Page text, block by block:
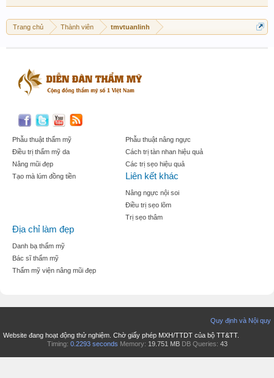
Trang chủ Thành viên tmvtuanlinh
Phẫu thuật thẩm mỹ
Điều trị thẩm mỹ da
Nâng mũi đẹp
Tạo mà lúm đồng tiền
Phẫu thuật nâng ngực
Cách trị tàn nhan hiệu quả
Các trị sẹo hiệu quả
Liên kết khác
Nâng ngực nội soi
Điều trị sẹo lõm
Trị sẹo thâm
Địa chỉ làm đẹp
Danh bạ thẩm mỹ
Bác sĩ thẩm mỹ
Thẩm mỹ viện nâng mũi đẹp
Quy định và Nội quy
Website đang hoạt động thử nghiệm. Chờ giấy phép MXH/TTDT của bộ TT&TT.
Timing: 0.2293 seconds Memory: 19.751 MB DB Queries: 43